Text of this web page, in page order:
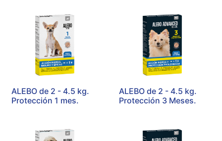
ALEBO de 2 - 4.5 kg.
Protección 1 mes.
ALEBO de 2 - 4.5 kg.
Protección 3 Meses.